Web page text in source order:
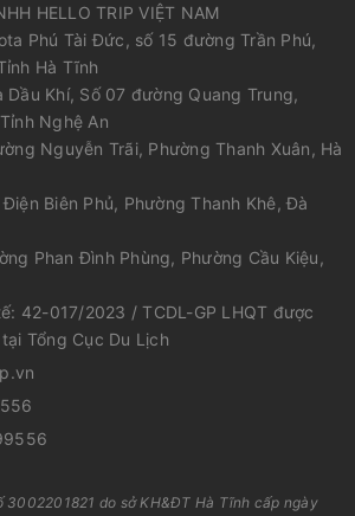
HELLO TRIP VIỆT NAM
Phú Tài Đức, số 15 đường Trần Phú,
Hà Tĩnh
Dầu Khí, Số 07 đường Quang Trung,
Nghệ An
Nguyễn Trãi, Phường Thanh Xuân, Hà
Biên Phủ, Phường Thanh Khê, Đà
Phan Đình Phùng, Phường Cầu Kiệu,
42-017/2023 / TCDL-GP LHQT được
Tổng Cục Du Lịch
3002201821 do sở KH&ĐT Hà Tĩnh cấp ngày